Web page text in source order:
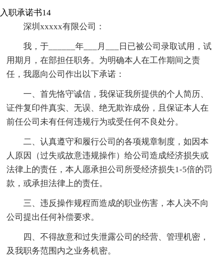
入职承诺书14
深圳xxxxx有限公司：
我，于______年___月___日已被公司录取试用，试
用期月，在部担任职务。为明确本人在工作期间之责
任，我愿向公司作出以下承诺：
一、首先恪守诚信，我保证我所提供的个人简历、
证件复印件真实、无误、绝无欺诈成份，且保证本人在
前任公司未有任何违规行为或受任何不良处分。
二、认真遵守和履行公司的各项规章制度，如因本
人原因（过失或故意违规操作）给公司造成经济损失或
法律上的责任，本人愿承担公司所受经济损失1-5倍的罚
款，或承担法律上的责任。
三、违反操作规程而造成的职业伤害，本人决不向
公司提出任何补偿要求。
四、不得故意和过失泄露公司的经营、管理机密，
及我职务范围内之业务机密。